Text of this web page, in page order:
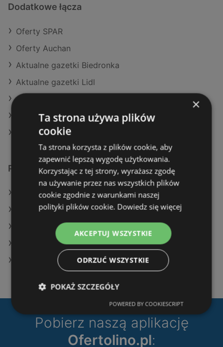
Dodatkowe łącza
Oferty SPAR
Oferty Auchan
Aktualne gazetki Biedronka
Aktualne gazetki Lidl
Aktualne gazetki POLOmarket
Aktualne gazetki Dino
Aktualne gazetki Netto
Podobne sklepy detaliczne
Oferty Kaufland
Oferty Action
Oferty Makro
Oferty Netto
Oferty E.Leclerc
Pobierz naszą aplikację
Ofertolino.pl:
×
Ta strona używa plików
cookie
Ta strona korzysta z plików cookie, aby
zapewnić lepszą wygodę użytkowania.
Korzystając z tej strony, wyrażasz zgodę
na używanie przez nas wszystkich plików
cookie zgodnie z warunkami naszej
polityki plików cookie. Dowiedz się więcej
AKCEPTUJ WSZYSTKIE
ODRZUĆ WSZYSTKIE
POKAŻ SZCZEGÓŁY
POWERED BY COOKIESCRIPT